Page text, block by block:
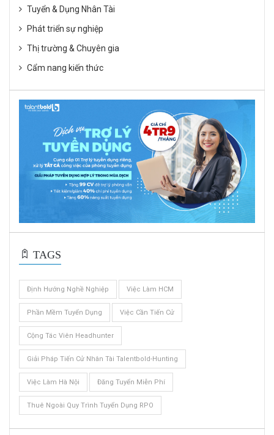
Tuyển & Dụng Nhân Tài
Phát triển sự nghiệp
Thị trường & Chuyên gia
Cẩm nang kiến thức
TAGS
Định Hướng Nghề Nghiệp Việc Làm HCM
Phần Mềm Tuyển Dụng Việc Cần Tiến Cử
Cộng Tác Viên Headhunter
Giải Pháp Tiến Cử Nhân Tài Talentbold-Hunting
Việc Làm Hà Nội Đăng Tuyển Miễn Phí
Thuê Ngoài Quy Trình Tuyển Dụng RPO